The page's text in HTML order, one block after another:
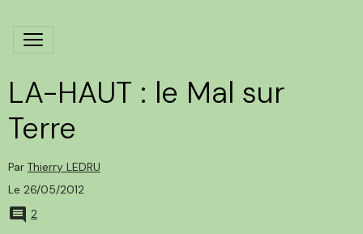
LA-HAUT : le Mal sur
Terre
Par Thierry LEDRU
Le 26/05/2012
2